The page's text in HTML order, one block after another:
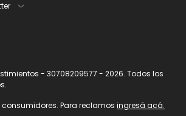
- 30708209577 - 2026. Todos los
consumidores. Para reclamos ingresá acá.